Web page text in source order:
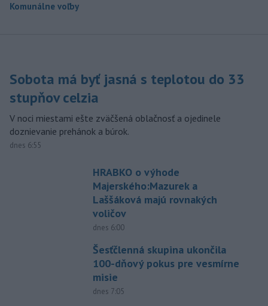
Komunálne voľby
Sobota má byť jasná s teplotou do 33
stupňov celzia
V noci miestami ešte zväčšená oblačnosť a ojedinele
doznievanie prehánok a búrok.
dnes 6:55
HRABKO o výhode
Majerského:Mazurek a
Laššáková majú rovnakých
voličov
dnes 6:00
Šesťčlenná skupina ukončila
100-dňový pokus pre vesmírne
misie
dnes 7:05